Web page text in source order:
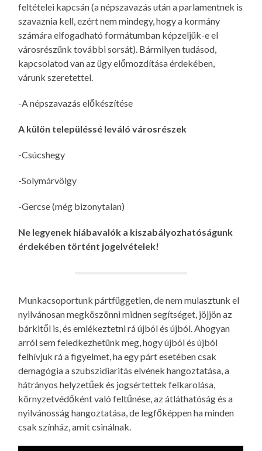
feltételei kapcsán (a népszavazás után a parlamentnek is
szavaznia kell, ezért nem mindegy, hogy a kormány
számára elfogadható formátumban képzeljük-e el
városrészünk további sorsát). Bármilyen tudásod,
kapcsolatod van az ügy előmozdítása érdekében,
várunk szeretettel.
-A népszavazás előkészítése
A külön településsé leváló városrészek
-Csúcshegy
-Solymárvölgy
-Gercse (még bizonytalan)
Ne legyenek hiábavalók a kiszabályozhatóságunk
érdekében történt jogelvételek!
Munkacsoportunk pártfüggetlen, de nem mulasztunk el
nyilvánosan megköszönni midnen segítséget, jöjjön az
bárkitől is, és emlékeztetni rá újból és újból. Ahogyan
arról sem feledkezhetünk meg, hogy újból és újból
felhívjuk rá a figyelmet, ha egy párt esetében csak
demagógia a szubszidiaritás elvének hangoztatása, a
hátrányos helyzetűek és jogsértettek felkarolása,
környzetvédőként való feltűnése, az átláthatóság és a
nyilvánosság hangoztatása, de legfőképpen ha minden
csak színház, amit csinálnak.